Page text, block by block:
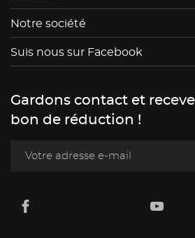
Notre société
Suis nous sur Facebook
Gardons contact et
bon de réduction !